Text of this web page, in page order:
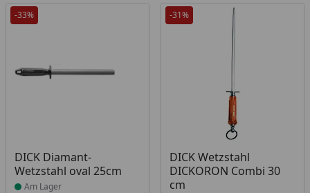
-33%
DICK Diamant-
Wetzstahl oval 25cm
Produkt am Lager
Am Lager
-31%
DICK Wetzstahl
DICKORON Combi 30
cm
Produkt am Lager